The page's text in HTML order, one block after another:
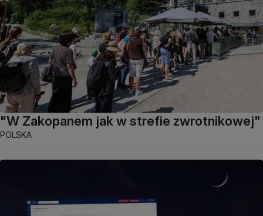
"W Zakopanem jak w strefie zwrotnikowej"
POLSKA